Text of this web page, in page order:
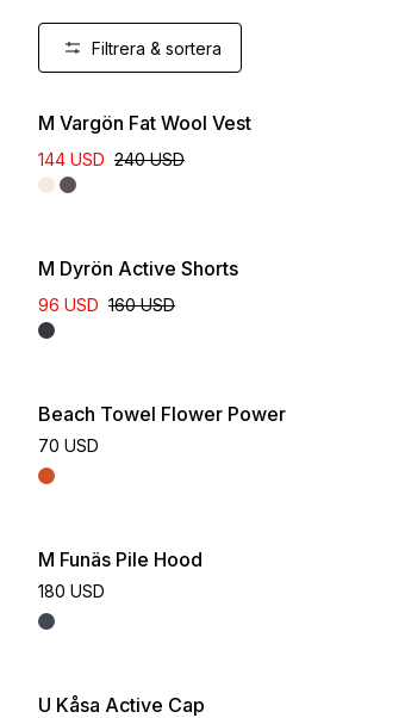
Filtrera & sortera
M Vargön Fat Wool Vest
144 USD 240 USD
M Dyrön Active Shorts
96 USD 160 USD
Beach Towel Flower Power
70 USD
M Funäs Pile Hood
180 USD
U Kåsa Active Cap